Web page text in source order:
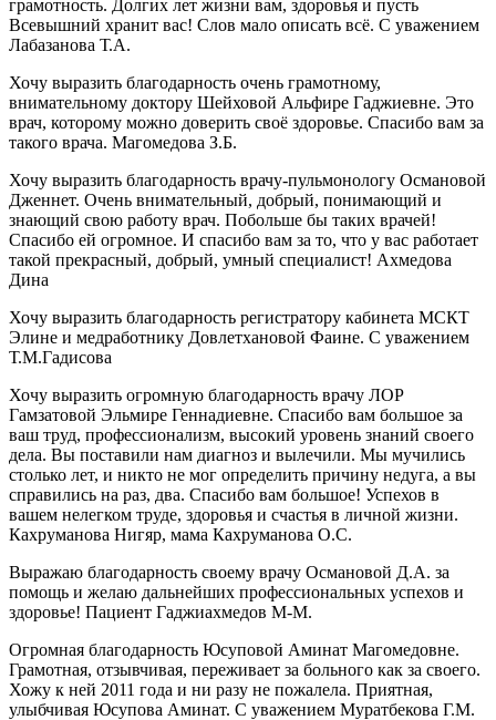
грамотность. Долгих лет жизни вам, здоровья и пусть
Всевышний хранит вас! Слов мало описать всё. С уважением
Лабазанова Т.А.
Хочу выразить благодарность очень грамотному,
внимательному доктору Шейховой Альфире Гаджиевне. Это
врач, которому можно доверить своё здоровье. Спасибо вам за
такого врача. Магомедова З.Б.
Хочу выразить благодарность врачу-пульмонологу Османовой
Дженнет. Очень внимательный, добрый, понимающий и
знающий свою работу врач. Побольше бы таких врачей!
Спасибо ей огромное. И спасибо вам за то, что у вас работает
такой прекрасный, добрый, умный специалист! Ахмедова
Дина
Хочу выразить благодарность регистратору кабинета МСКТ
Элине и медработнику Довлетхановой Фаине. С уважением
Т.М.Гадисова
Хочу выразить огромную благодарность врачу ЛОР
Гамзатовой Эльмире Геннадиевне. Спасибо вам большое за
ваш труд, профессионализм, высокий уровень знаний своего
дела. Вы поставили нам диагноз и вылечили. Мы мучились
столько лет, и никто не мог определить причину недуга, а вы
справились на раз, два. Спасибо вам большое! Успехов в
вашем нелегком труде, здоровья и счастья в личной жизни.
Кахруманова Нигяр, мама Кахруманова О.С.
Выражаю благодарность своему врачу Османовой Д.А. за
помощь и желаю дальнейших профессиональных успехов и
здоровье! Пациент Гаджиахмедов М-М.
Огромная благодарность Юсуповой Аминат Магомедовне.
Грамотная, отзывчивая, переживает за больного как за своего.
Хожу к ней 2011 года и ни разу не пожалела. Приятная,
улыбчивая Юсупова Аминат. С уважением Муратбекова Г.М.